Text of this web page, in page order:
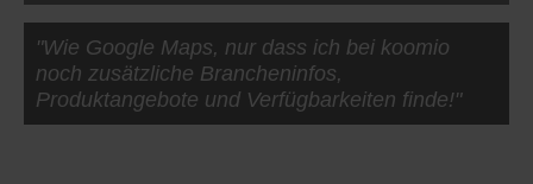
"Wie Google Maps, nur dass ich bei koomio
noch zusätzliche Brancheninfos,
Produktangebote und Verfügbarkeiten finde!"